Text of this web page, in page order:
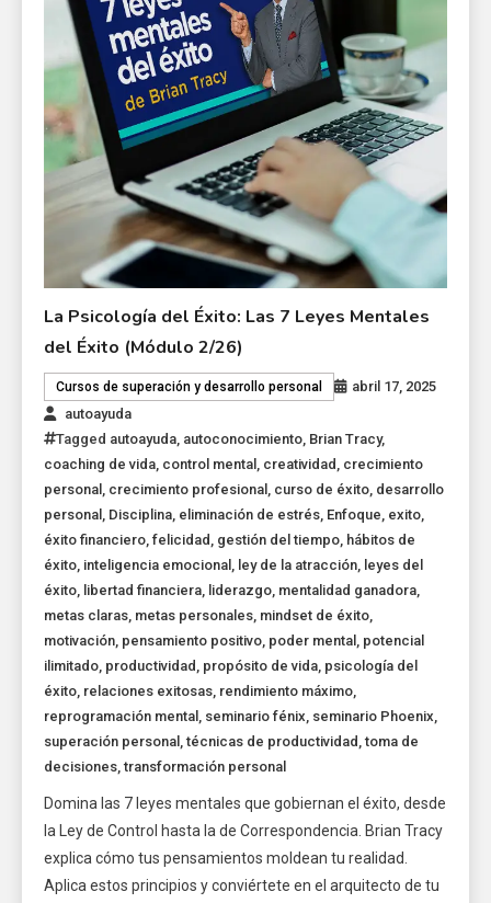
La Psicología del Éxito: Las 7 Leyes Mentales
del Éxito (Módulo 2/26)
Cursos de superación y desarrollo personal
abril 17, 2025
autoayuda
Tagged autoayuda, autoconocimiento, Brian Tracy,
coaching de vida, control mental , creatividad , crecimiento
personal , crecimiento profesional , curso de éxito, desarrollo
personal , Disciplina, eliminación de estrés, Enfoque, exito,
éxito financiero,felicidad , gestión del tiempo, hábitos de
éxito, inteligencia emocional , ley de la atracción, leyes del
éxito, libertad financiera, liderazgo, mentalidad ganadora,
metas claras, metas personales, mindset de éxito,
motivación, pensamiento positivo, poder mental , potencial
ilimitado, productividad , propósito de vida, psicología del
éxito, relaciones exitosas, rendimiento máximo,
reprogramación mental , seminario fénix, seminario Phoenix,
superación personal ,técnicas de productividad ,toma de
decisiones,transformación personal
Domina las 7 leyes mentales que gobiernan el éxito, desde
la Ley de Control hasta la de Correspondencia. Brian Tracy
explica cómo tus pensamientos moldean tu realidad.
Aplica estos principios y conviértete en el arquitecto de tu